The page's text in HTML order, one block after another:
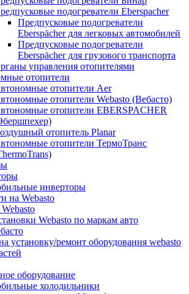
подогреватели Eberspacher
Предпусковые подогреватели
Eberspächer для легковых автомобилей
Предпусковые подогреватели
Eberspächer для грузового транспорта
управления отопителями
отопители
отопители Аer
отопители Webasto (Вебасто)
отопители EBERSPACHER
отопитель Planar
отопители ТермоТранс
инверторы
на Webasto
Webasto по маркам авто
установку/ремонт оборудования webasto
оборудование
холодильники